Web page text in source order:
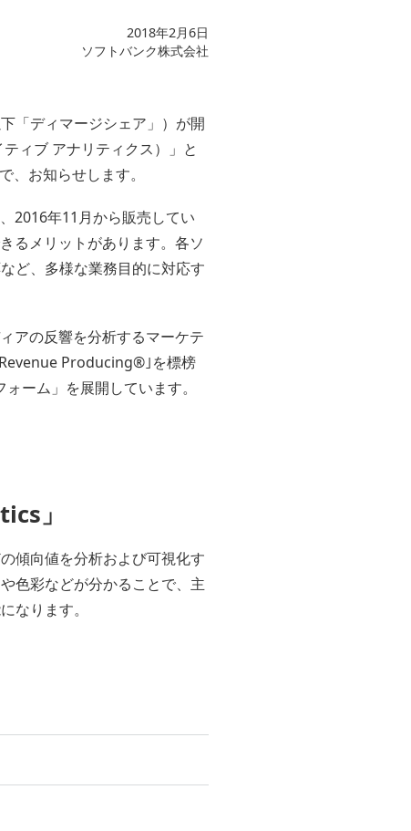
2018年2月6日
ソフトバンク株式会社
「ディマージシェア」）が開
ィブ アナリティクス）」と
お知らせします。
2016年11月から販売してい
るメリットがあります。各ソ
ど、多様な業務目的に対応す
アの反響を分析するマーケテ
Producing®｣を標榜
ーム」を展開しています。
」
傾向値を分析および可視化す
色彩などが分かることで、主
なります。